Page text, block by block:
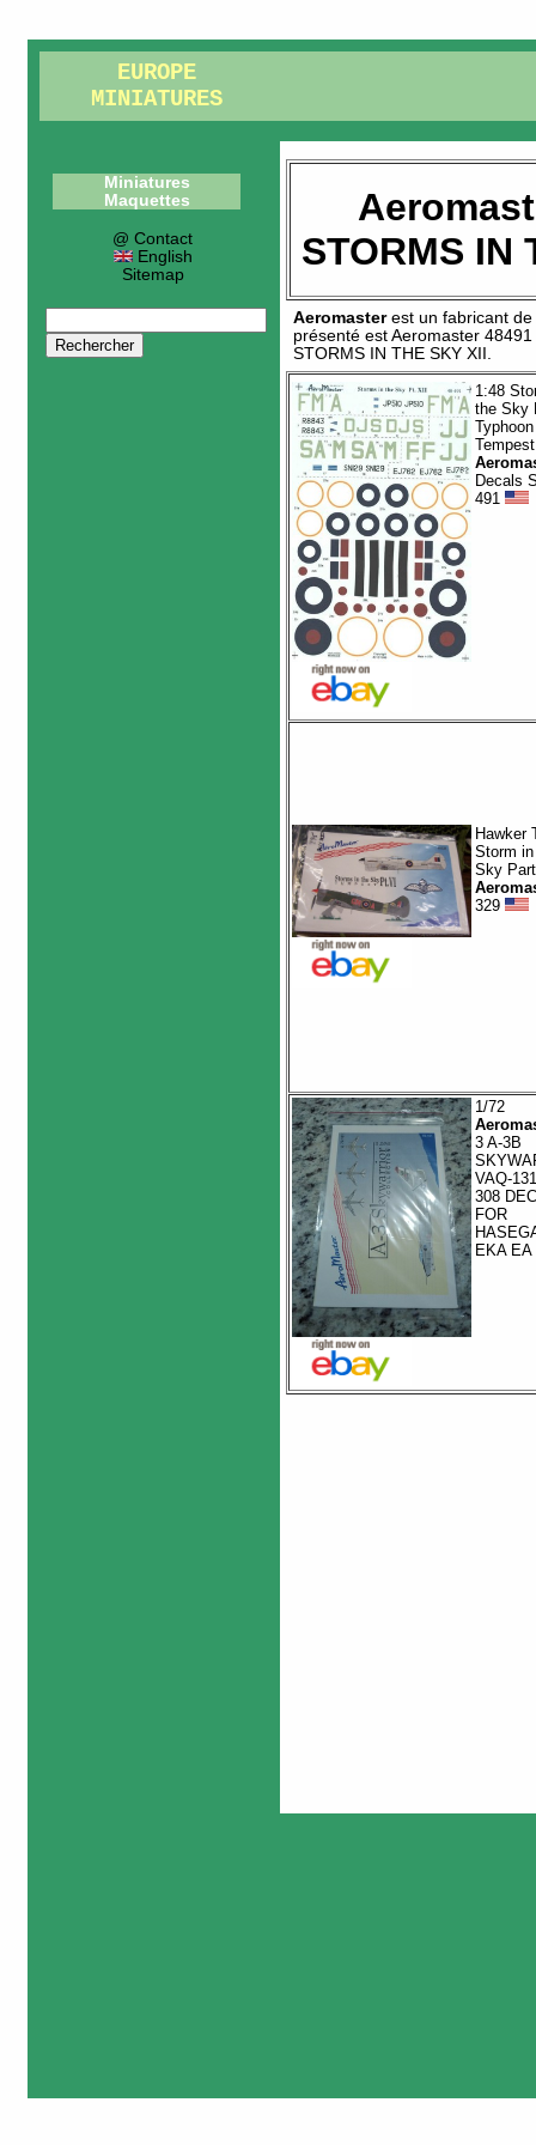
EUROPE
MINIATURES
Miniatures
Maquettes
@ Contact
English
Sitemap
STORMS IN
Aeromasterest un fabricant
présenté estAeromaster 48491
STORMS IN THE SKY XII
1:48
the Sky
Typhoon
Tempest
Decals
491
Hawker
Storm
Sky
329
1/72
3 A-3B
VAQ-
308
FOR
EKA EA